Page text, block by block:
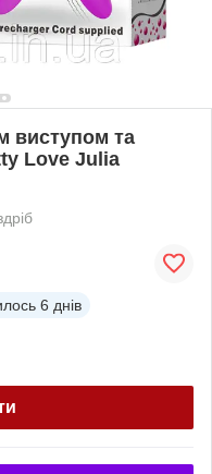
виступом та
Love Julia
6 днів